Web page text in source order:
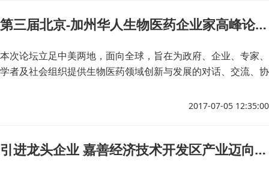
第三届北京-加州华人生物医药企业家高峰论坛在京举行
本次论坛立足中美两地，面向全球，旨在为政府、企业、专家、
学者及社会组织提供生物医药领域创新与发展的对话、交流、协
2017-07-05 12:35:00
引进龙头企业 嘉善经济技术开发区产业迈向中高端